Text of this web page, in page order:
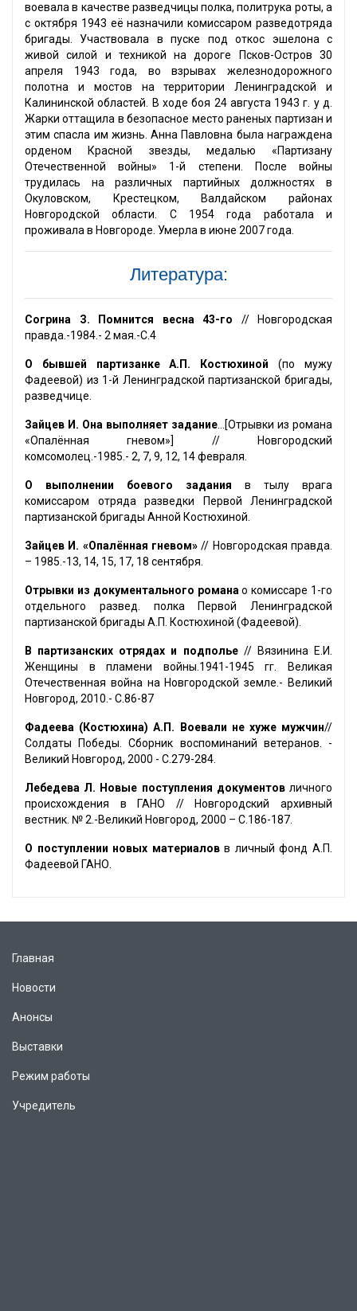
воевала в качестве разведчицы полка, политрука роты, а
с октября 1943 её назначили комиссаром разведотряда
бригады. Участвовала в пуске под откос эшелона с
живой силой и техникой на дороге Псков-Остров 30
апреля 1943 года, во взрывах железнодорожного
полотна и мостов на территории Ленинградской и
Калининской областей. В ходе боя 24 августа 1943 г. у д.
Жарки оттащила в безопасное место раненых партизан и
этим спасла им жизнь. Анна Павловна была награждена
орденом Красной звезды, медалью «Партизану
Отечественной войны» 1-й степени. После войны
трудилась на различных партийных должностях в
Окуловском, Крестецком, Валдайском районах
Новгородской области. С 1954 года работала и
проживала в Новгороде. Умерла в июне 2007 года.
Литература:
Согрина З. Помнится весна 43-го // Новгородская
правда.-1984.- 2 мая.-С.4
О бывшей партизанке А.П. Костюхиной (по мужу
Фадеевой) из 1-й Ленинградской партизанской бригады,
разведчице.
Зайцев И. Она выполняет задание...[Отрывки из романа
«Опалённая гневом»] // Новгородский
комсомолец.-1985.- 2, 7, 9, 12, 14 февраля.
О выполнении боевого задания в тылу врага
комиссаром отряда разведки Первой Ленинградской
партизанской бригады Анной Костюхиной.
Зайцев И. «Опалённая гневом» // Новгородская правда.
– 1985.-13, 14, 15, 17, 18 сентября.
Отрывки из документального романао комиссаре 1-го
отдельного развед. полка Первой Ленинградской
партизанской бригады А.П. Костюхиной (Фадеевой).
В партизанских отрядах и подполье// Вязинина Е.И.
Женщины в пламени войны.1941-1945 гг. Великая
Отечественная война на Новгородской земле.- Великий
Новгород, 2010.- С.86-87
Фадеева (Костюхина) А.П. Воевали не хуже мужчин//
Солдаты Победы. Сборник воспоминаний ветеранов. -
Великий Новгород, 2000 - С.279-284.
Лебедева Л. Новые поступления документовличного
происхождения в ГАНО // Новгородский архивный
вестник. № 2.-Великий Новгород, 2000 – С.186-187.
О поступлении новых материаловв личный фонд А.П.
Фадеевой ГАНО.
Главная
Новости
Анонсы
Выставки
Режим работы
Учредитель